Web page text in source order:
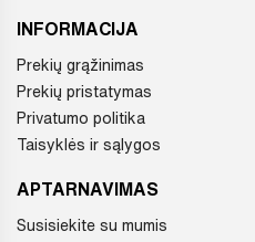
INFORMACIJA
Prekių grąžinimas
Prekių pristatymas
Privatumo politika
Taisyklės ir sąlygos
APTARNAVIMAS
Susisiekite su mumis